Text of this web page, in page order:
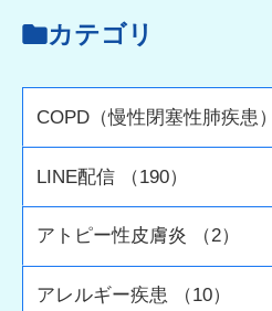
カテゴリ
COPD（慢性閉塞性肺疾患
LINE配信 （190）
アトピー性皮膚炎 （2）
アレルギー疾患 （10）